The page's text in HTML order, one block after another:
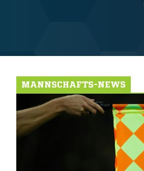
MANNSCHAFTS-NEWS